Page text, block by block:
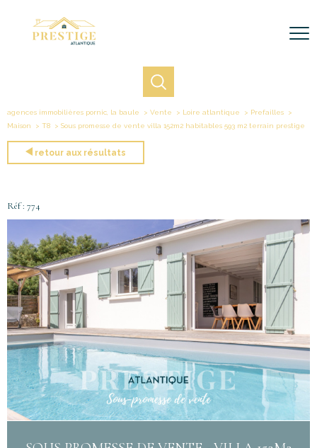
agences immobilières pornic, la baule Vente Loire atlantique
Prefailles
Maison
T8 Sous promesse de vente villa 152m2 habitables 593 m2 terrain prestige
retour aux résultats
Réf : 774